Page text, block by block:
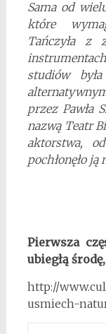
Sama od
które
Tańczyła z
studiów
przez Pawła
nazwą Teatr
aktorstwa,
pochłonęło ją
Pierwsza
ubiegłą
http://
usmiech-